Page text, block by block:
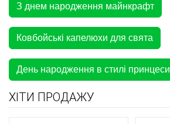
З днем народження майнкрафт
Ковбойські капелюхи для свята
День народження в стилі принцеси
ХІТИ ПРОДАЖУ